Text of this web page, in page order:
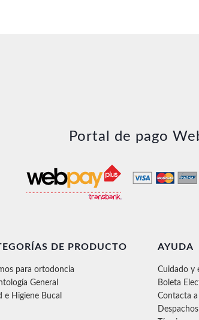
Portal de pago
DE PRODUCTO
para ortodoncia
General
e Higiene Bucal
AYUDA
Cuidado y
Boleta
Contacta